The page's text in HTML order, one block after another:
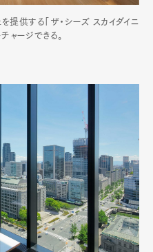
GourmetCars
Lifestyle
提供する「ザ・シーズ スカイダイニ
ャージできる。